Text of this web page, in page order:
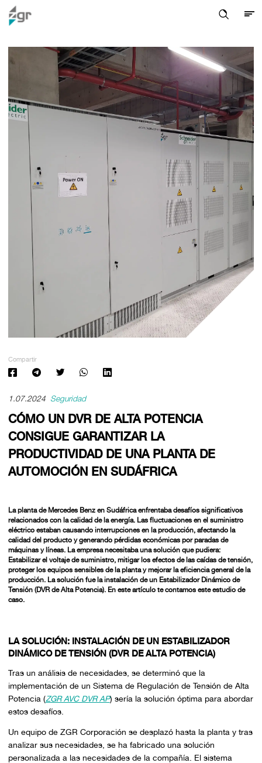
Compartir
1.07.2024 Seguridad
CÓMO UN DVR DE ALTA POTENCIA
CONSIGUE GARANTIZAR LA
PRODUCTIVIDAD DE UNA PLANTA DE
AUTOMOCIÓN EN SUDÁFRICA
La planta de Mercedes Benz en Sudáfrica enfrentaba desafíos significativos
relacionados con la calidad de la energía. Las fluctuaciones en el suministro
eléctrico estaban causando interrupciones en la producción, afectando la
calidad del producto y generando pérdidas económicas por paradas de
máquinas y líneas. La empresa necesitaba una solución que pudiera:
Estabilizar el voltaje de suministro, mitigar los efectos de las caídas de tensión,
proteger los equipos sensibles de la planta y mejorar la eficiencia general de la
producción. La solución fue la instalación de un Estabilizador Dinámico de
Tensión (DVR de Alta Potencia). En este artículo te contamos este estudio de
caso.
LA SOLUCIÓN: INSTALACIÓN DE UN ESTABILIZADOR
DINÁMICO DE TENSIÓN (DVR DE ALTA POTENCIA)
Tras un análisis de necesidades, se determinó que la
implementación de un Sistema de Regulación de Tensión de Alta
Potencia (ZGR AVC DVR AP) sería la solución óptima para abordar
estos desafíos.
Un equipo de ZGR Corporación se desplazó hasta la planta y tras
analizar sus necesidades, se ha fabricado una solución
personalizada a las necesidades de la compañía. El sistema